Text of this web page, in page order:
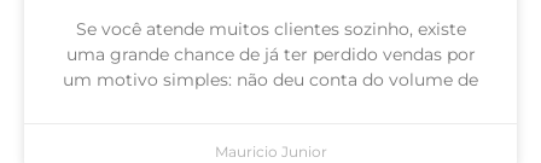
Se você atende muitos clientes sozinho, existe
uma grande chance de já ter perdido vendas por
um motivo simples: não deu conta do volume de
Mauricio Junior